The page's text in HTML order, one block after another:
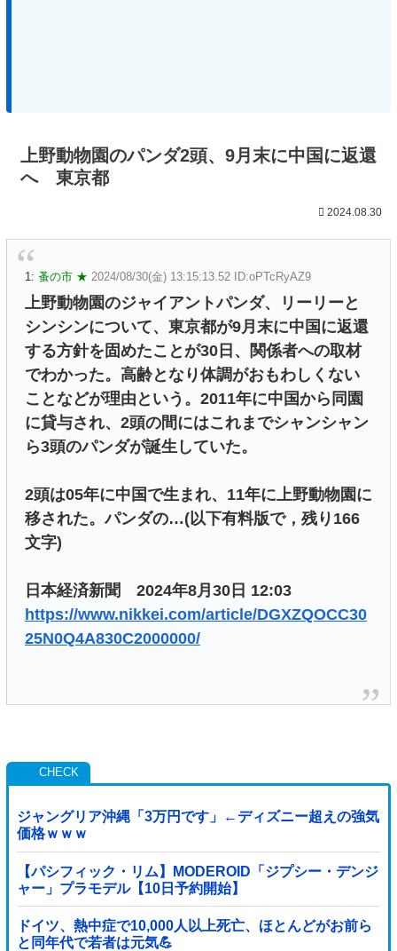
上野動物園のパンダ2頭、9月末に中国に返還
へ 東京都
2024.08.30
1: 蚤の市 ★ 2024/08/30(金) 13:15:13.52 ID:oPTcRyAZ9
上野動物園のジャイアントパンダ、リーリーと
シンシンについて、東京都が9月末に中国に返還
する方針を固めたことが30日、関係者への取材
でわかった。高齢となり体調がおもわしくない
ことなどが理由という。2011年に中国から同園
に貸与され、2頭の間にはこれまでシャンシャン
ら3頭のパンダが誕生していた。
2頭は05年に中国で生まれ、11年に上野動物園に
移された。パンダの…(以下有料版で，残り166
文字)
日本経済新聞 2024年8月30日 12:03
https://www.nikkei.com/article/DGXZQOCC30
25N0Q4A830C2000000/
ジャングリア沖縄「3万円です」←ディズニー超えの強気
価格ｗｗｗ
【パシフィック・リム】MODEROID「ジプシー・デンジ
ャー」プラモデル【10日予約開始】
ドイツ、熱中症で10,000人以上死亡、ほとんどがお前ら
と同年代で若者は元気💪